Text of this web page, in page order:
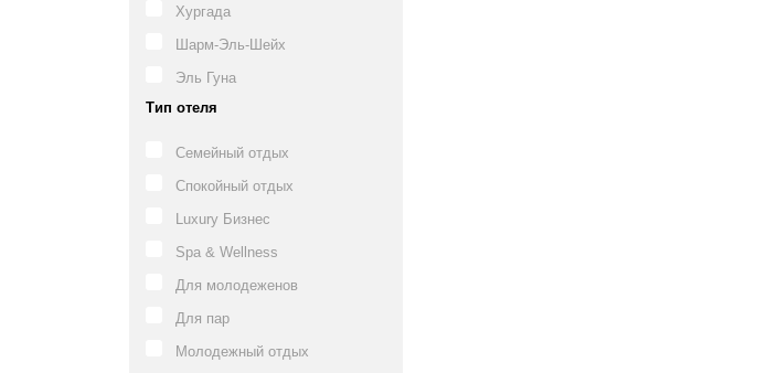
Хургада
Шарм-Эль-Шейх
Эль Гуна
Тип отеля
Семейный отдых
Спокойный отдых
Luxury Бизнес
Spa & Wellness
Для молодеженов
Для пар
Молодежный отдых